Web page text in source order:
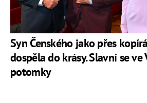
Neumannovou o níž se spekuluje, že
Syn Čenského jako přes
dospěla do krásy. Slavní se
potomky